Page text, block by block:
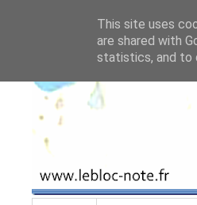
This site uses
are shared with
statistics, and to